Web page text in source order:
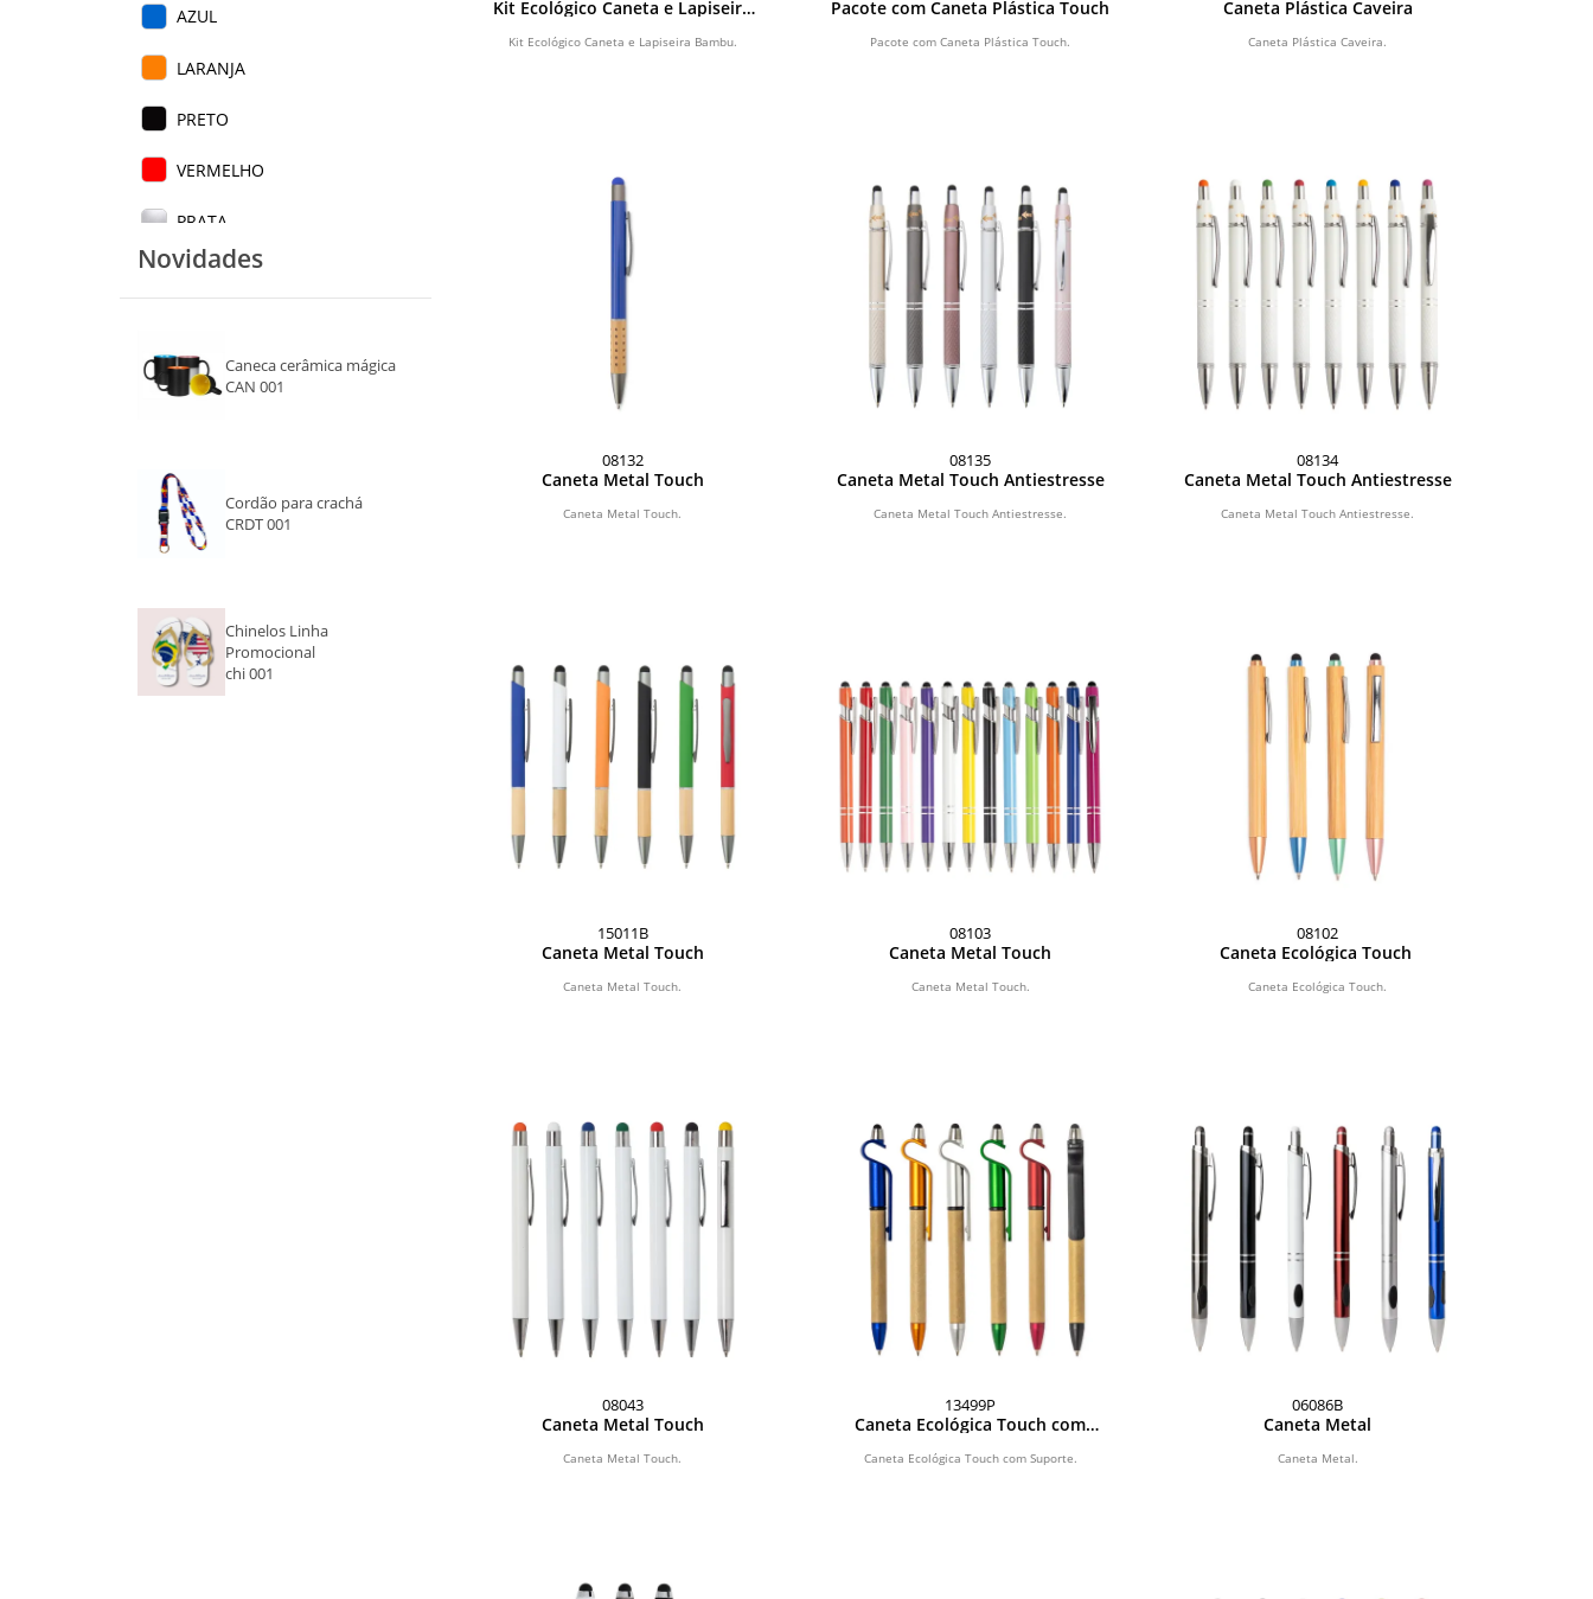
AZUL
LARANJA
PRETO
VERMELHO
PRATA
BRANCO
VERDE
AZUL ESCURO
ROSA
PÉROLA
DOURADO
Novidades
Caneca cerâmica mágica
CAN 001
Cordão para crachá
CRDT 001
Chinelos Linha
Promocional
chi 001
Kit Ecológico Caneta e Lapiseira
Kit Ecológico Caneta e Lapiseira Bambu.
Pacote com Caneta Plástica Touch
Pacote com Caneta Plástica Touch.
Caneta Plástica Caveira
Caneta Plástica Caveira.
08132
Caneta Metal Touch
Caneta Metal Touch.
08135
Caneta Metal Touch Antiestresse
Caneta Metal Touch Antiestresse.
08134
Caneta Metal Touch Antiestresse
Caneta Metal Touch Antiestresse.
15011B
Caneta Metal Touch
Caneta Metal Touch.
08103
Caneta Metal Touch
Caneta Metal Touch.
08102
Caneta Ecológica Touch
Caneta Ecológica Touch.
08043
Caneta Metal Touch
Caneta Metal Touch.
13499P
Caneta Ecológica Touch com
Caneta Ecológica Touch com Suporte.
06086B
Caneta Metal
Caneta Metal.